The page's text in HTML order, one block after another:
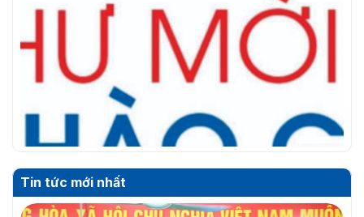
THƯ MỜI
Tin tức mới nhất